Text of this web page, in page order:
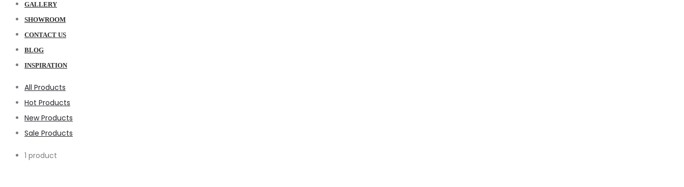
GALLERY
SHOWROOM
CONTACT US
BLOG
INSPIRATION
All Products
Hot Products
New Products
Sale Products
1 product